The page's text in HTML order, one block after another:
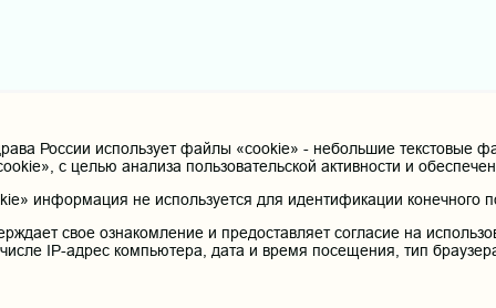
России использует файлы «cookie» - небольшие текстовые
с целью анализа пользовательской активности и
информация не используется для идентификации конечного
свое ознакомление и предоставляет согласие на
IP-адрес компьютера, дата и время посещения, тип